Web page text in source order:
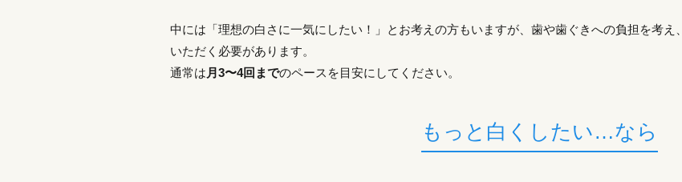
中には「理想の白さに一気にしたい！」とお考えの方もいますが、歯や歯ぐきへの負担を考え、
いただく必要があります。
通常は 月3〜4回までのペースを目安にしてください。
もっと白くしたい…なら